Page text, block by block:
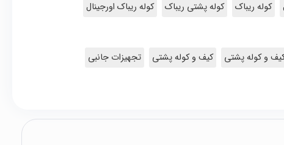
کوله ریباک کوله پشتی ریباک
کوله ریباک اورجینال
و کوله پشتی کیف و کوله پشتی
تجهیزات جانبی